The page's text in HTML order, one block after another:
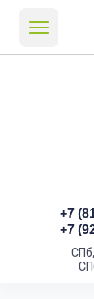
+7
+7